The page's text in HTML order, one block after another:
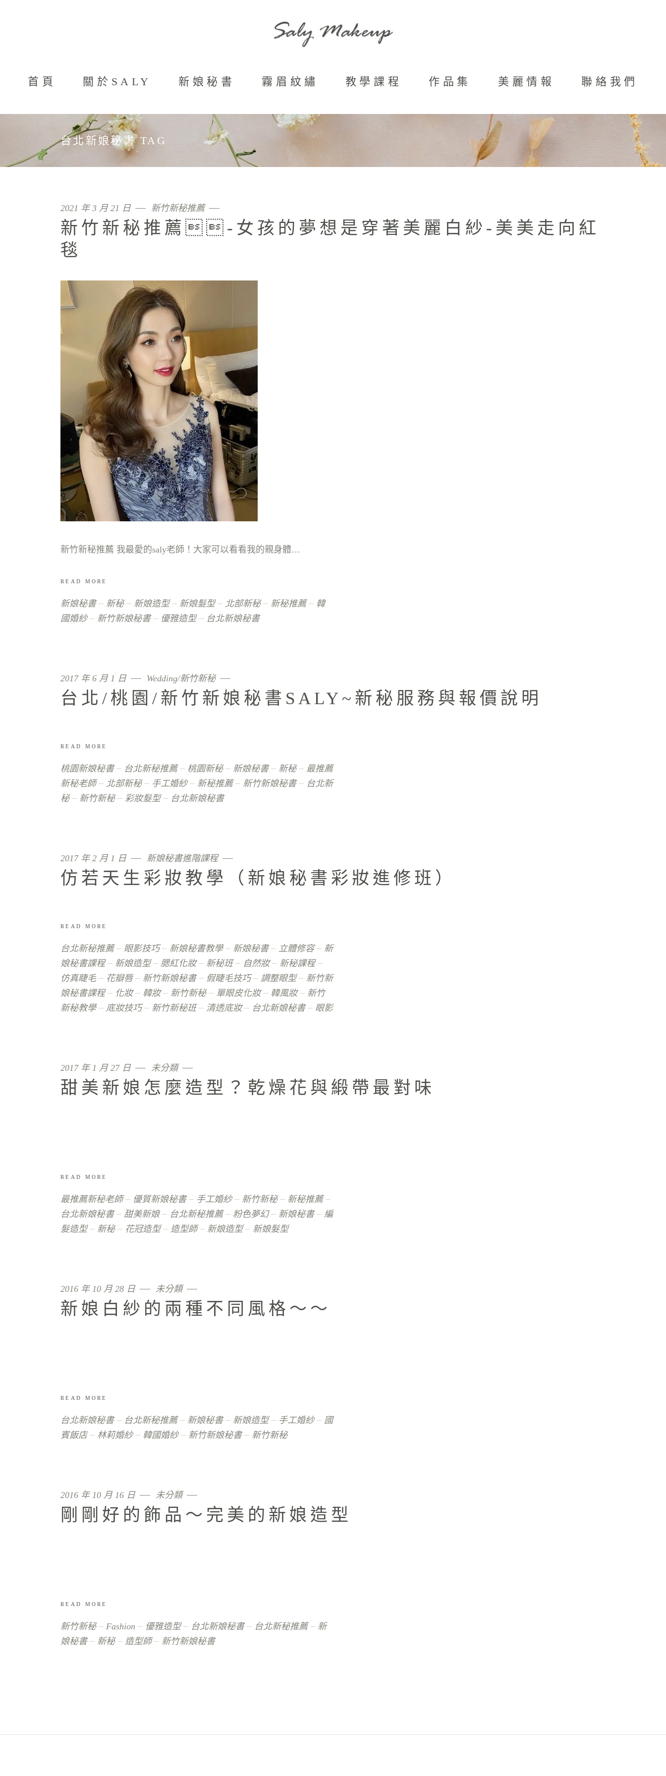
首頁 關於SALY 新娘秘書 霧眉紋繡 教學課程 作品集 美麗情報 聯絡我們
台北新娘秘書 TAG
2021 年 3 月 21 日 新竹新秘推薦
新竹新秘推薦-女孩的夢想是穿著美麗白紗-美美走向紅
毯
新竹新秘推薦 我最愛的saly老師！大家可以看看我的親身體驗~穿著美麗的白紗禮服,然後挽著爸爸的手美美的走向紅毯的另一端,老師每個造型都幫我結合禮服特色,完美呈現我想要的感覺~四個造型都好喜歡
READ MORE
新娘秘書 新秘 新娘造型 新娘髮型 北部新秘 新秘推薦
韓
國婚紗
新竹新娘秘書 優雅造型 台北新娘秘書
2017 年 6 月 1 日 Wedding/新竹新秘
台北/桃園/新竹新娘秘書SALY~新秘服務與報價說明
READ MORE
桃園新娘秘書 台北新秘推薦 桃園新秘 新娘秘書 新秘
最推薦
新秘老師
北部新秘 手工婚紗 新秘推薦 新竹新娘秘書
台北新
秘
新竹新秘 彩妝髮型 台北新娘秘書
2017 年 2 月 1 日 新娘秘書進階課程
仿若天生彩妝教學（新娘秘書彩妝進修班）
READ MORE
台北新秘推薦 眼影技巧 新娘秘書教學 新娘秘書 立體修容
新
娘秘書課程
新娘造型 腮紅化妝 新秘班 自然妝
新秘課程
仿真睫毛
花瓣唇 新竹新娘秘書 假睫毛技巧 調整眼型
新竹新
娘秘書課程
化妝 韓妝 新竹新秘 單眼皮化妝 韓風妝
新竹
新秘教學
底妝技巧 新竹新秘班 清透底妝 台北新娘秘書 眼影
2017 年 1 月 27 日 未分類
甜美新娘怎麼造型？乾燥花與緞帶最對味
READ MORE
最推薦新秘老師 優質新娘秘書 手工婚紗 新竹新秘
新秘推薦
台北新娘秘書
甜美新娘 台北新秘推薦 粉色夢幻 新娘秘書
編
髮造型
新秘 花冠造型 造型師 新娘造型 新娘髮型
2016 年 10 月 28 日 未分類
新娘白紗的兩種不同風格～～
READ MORE
台北新娘秘書 台北新秘推薦 新娘秘書 新娘造型 手工婚紗
國
賓飯店
林莉婚紗 韓國婚紗 新竹新娘秘書 新竹新秘
2016 年 10 月 16 日 未分類
剛剛好的飾品～完美的新娘造型
READ MORE
新竹新秘 Fashion 優雅造型 台北新娘秘書 台北新秘推薦
新
娘秘書
新秘 造型師 新竹新娘秘書